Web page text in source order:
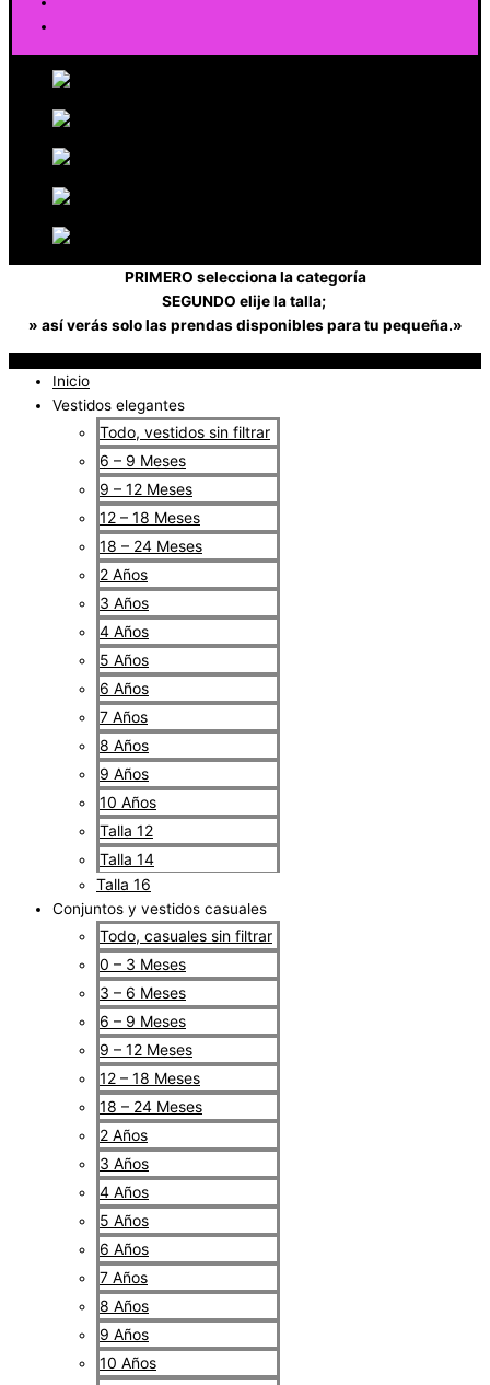
PRIMERO selecciona la categoría
SEGUNDO elije la talla;
» así verás solo las prendas disponibles para tu pequeña.»
Inicio
Vestidos elegantes
Todo, vestidos sin filtrar
6 – 9 Meses
9 – 12 Meses
12 – 18 Meses
18 – 24 Meses
2 Años
3 Años
4 Años
5 Años
6 Años
7 Años
8 Años
9 Años
10 Años
Talla 12
Talla 14
Talla 16
Conjuntos y vestidos casuales
Todo, casuales sin filtrar
0 – 3 Meses
3 – 6 Meses
6 – 9 Meses
9 – 12 Meses
12 – 18 Meses
18 – 24 Meses
2 Años
3 Años
4 Años
5 Años
6 Años
7 Años
8 Años
9 Años
10 Años